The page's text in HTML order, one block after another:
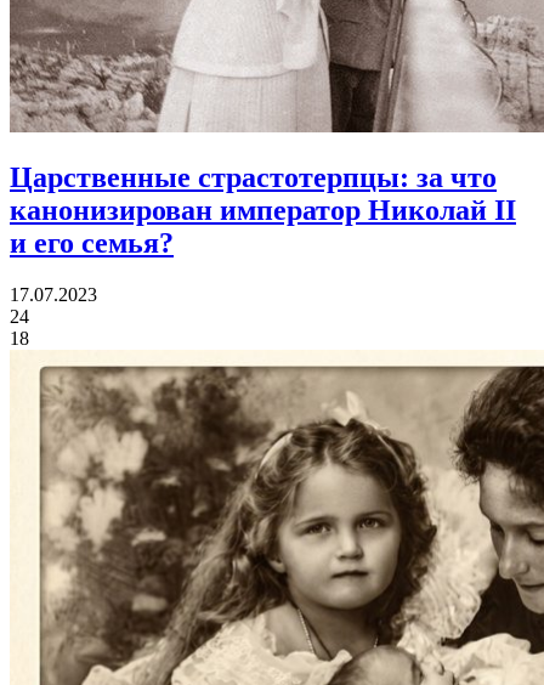
Царственные страстотерпцы: за что
канонизирован император Николай II
и его семья?
17.07.2023
24
18